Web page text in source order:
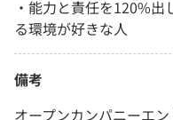
・能力と責任を120%
る環境が好きな人
備考
オープンカンパニーエ